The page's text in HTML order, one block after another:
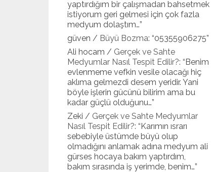
yaptırdığım bir çalışmadan bahsetmek
istiyorum geri gelmesi için çok fazla
medyum dolaştım…”
güven / Büyü Bozma: “05355906275”
Ali hocam / Gerçek ve Sahte
Medyumlar Nasıl Tespit Edilir?: “Benim
evlenmeme vefkin vesile olacağı hiç
aklıma gelmezdi desem yeridir. Yani
böyle işlerin gücünü bilirim ama bu
kadar güçlü olduğunu…”
Zeki / Gerçek ve Sahte Medyumlar
Nasıl Tespit Edilir?: “Karımın ısrarı
sebebiyle üstümde büyü olup
olmadığını anlamak adına medyum ali
gürses hocaya bakım yaptırdım,
bakım sırasında iş yerimde, benim…”